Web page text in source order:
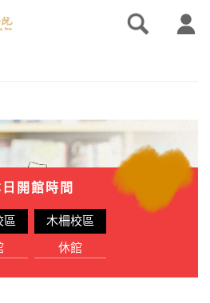
開館時間
區 木柵校區
休館